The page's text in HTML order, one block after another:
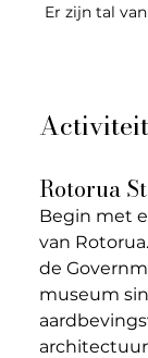
Er zijn tal
Rotorua
Begin met
van
de
museum